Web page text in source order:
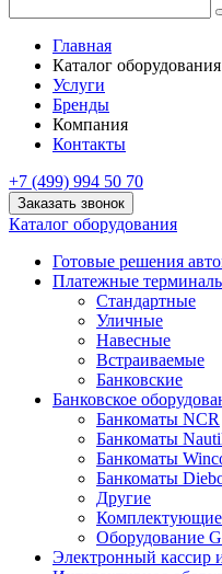
Главная
Каталог оборудования
Услуги
Бренды
Компания
Контакты
+7 (499) 994 50 70
Заказать звонок
Каталог оборудования
Готовые решения
Платежные
Стандартные
Уличные
Навесные
Встраиваемые
Банковские
Банковское
Банкоматы NCR
Банкоматы
Банкоматы
Банкоматы
Другие
Комплектующие
Оборудование
Электронный кассир